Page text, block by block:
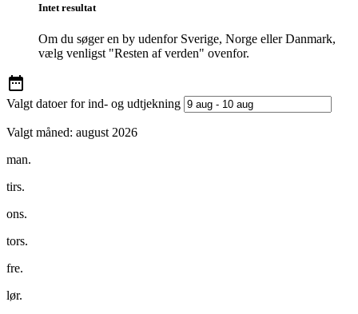
Intet resultat
Om du søger en by udenfor Sverige, Norge eller Danmark,
vælg venligst "Resten af verden" ovenfor.
Valgt datoer for ind- og udtjekning
Valgt måned: august 2026
man.
tirs.
ons.
tors.
fre.
lør.